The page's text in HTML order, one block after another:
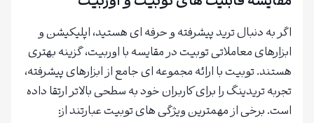
اگر به دنبال ترید پیشرفته و حرفه ای هستید، اپلیکیشن و
ابزارهای معاملاتی توبیت در مقایسه با اوربیت، گزینه بهتری
هستند. توبیت با ارائه مجموعه ای جامع از ابزارهای پیشرفته،
تجربه تریدینگ را برای کاربران خود به سطحی بالاتر ارتقا داده
است. برخی از مهمترین ویژگی های توبیت عبارتند از: